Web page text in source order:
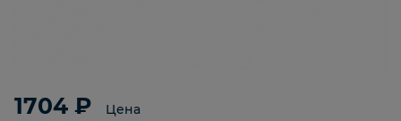
1704 ₽ Цена